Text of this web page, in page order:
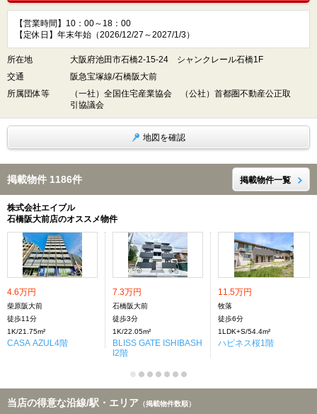
【営業時間】10：00～18：00
【定休日】年末年始（2026/12/27～2027/1/3）
所在地
大阪府池田市石橋2-15-24 シャンクレール石橋1F
交通
阪急宝塚線/石橋阪大前
所属団体等
（一社）全国住宅産業協会 （公社）首都圏不動産公正取
引協議会
地図を確認
掲載物件 1186件 掲載物件一覧
株式会社エイブル
石橋阪大前店のオススメ物件
4.6万円
柴原阪大前
徒歩11分
1K/21.75m²
CASA AZUL4階
7.3万円
石橋阪大前
徒歩3分
1K/22.05m²
BLISS GATE ISHIBASH
I2階
11.5万円
牧落
徒歩6分
1LDK+S/54.4m²
ハピネス桜1階
当店の得意な沿線/駅・エリア （掲載物件数順）